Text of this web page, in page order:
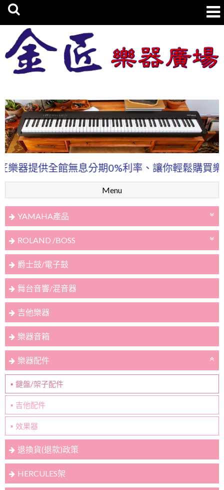
樂器提供全館無息分期0%利率、讓你輕鬆購買樂
Menu
YAMAHA產品
ROLAND /BOSS
爵士鼓/電子鼓
舞台音響/混音器
吉他樂器
樂器音箱
樂器配件
鍵盤/架子配件
吉他配件
效果器
退換貨(退款)政策
HERCULES架